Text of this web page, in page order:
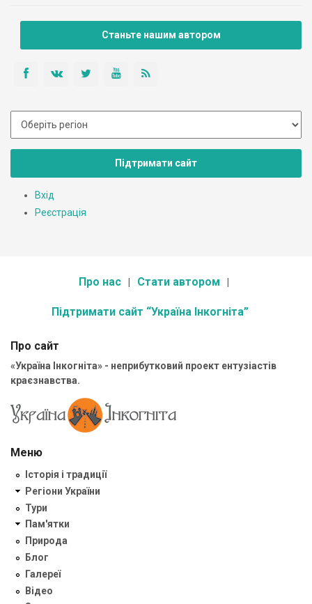
Станьте нашим автором
Підтримати сайт
Вхід
Реєстрація
Про нас Стати автором
Підтримати сайт “Україна Інкогніта”
Про сайт
«Україна Інкогніта» - неприбутковий проект ентузіастів
краєзнавства.
Меню
Історія і традиції
Регіони України
Тури
Пам'ятки
Природа
Блог
Галереї
Відео